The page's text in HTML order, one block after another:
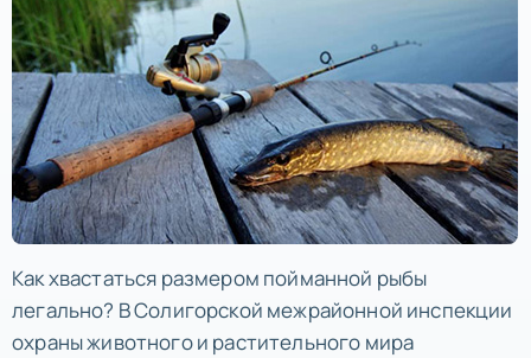
Как хвастаться размером пойманной рыбы
легально? В Солигорской межрайонной инспекции
охраны животного и растительного мира